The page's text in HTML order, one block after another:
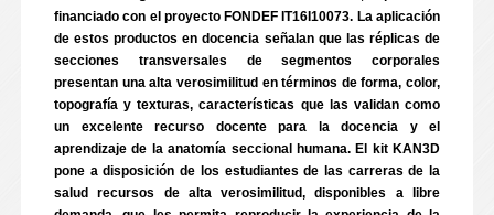
financiado con el proyecto FONDEF IT16I10073. La aplicación
de estos productos en docencia señalan que las réplicas de
secciones transversales de segmentos corporales
presentan una alta verosimilitud en términos de forma, color,
topografía y texturas, características que las validan como
un excelente recurso docente para la docencia y el
aprendizaje de la anatomía seccional humana. El kit KAN3D
pone a disposición de los estudiantes de las carreras de la
salud recursos de alta verosimilitud, disponibles a libre